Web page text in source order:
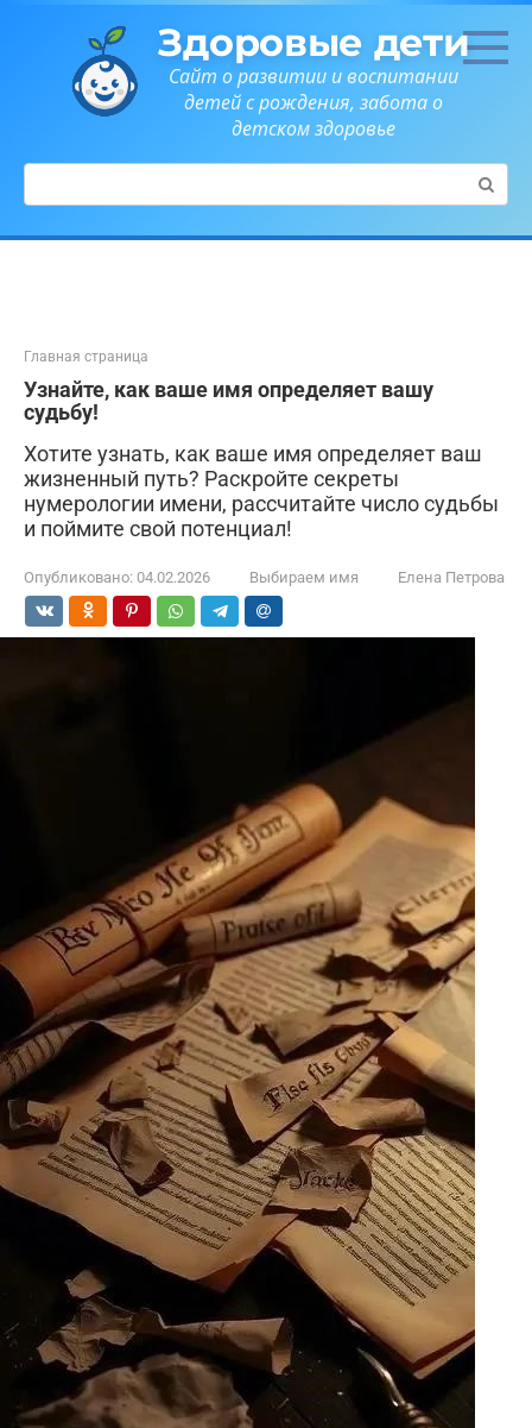
Здоровые дети
Сайт о развитии и воспитании
детей с рождения, забота о
детском здоровье
Поиск:
Главная страница
Узнайте, как ваше имя определяет вашу
судьбу!
Хотите узнать, как ваше имя определяет ваш
жизненный путь? Раскройте секреты
нумерологии имени, рассчитайте число судьбы
и поймите свой потенциал!
Опубликовано: 04.02.2026 Выбираем имя Елена Петрова